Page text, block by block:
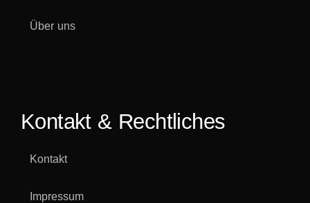
Über uns
Kontakt & Rechtliches
Kontakt
Impressum